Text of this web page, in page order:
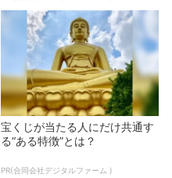
宝くじが当たる人にだけ共通す
る“ある特徴”とは？
PR(合同会社デジタルファーム )